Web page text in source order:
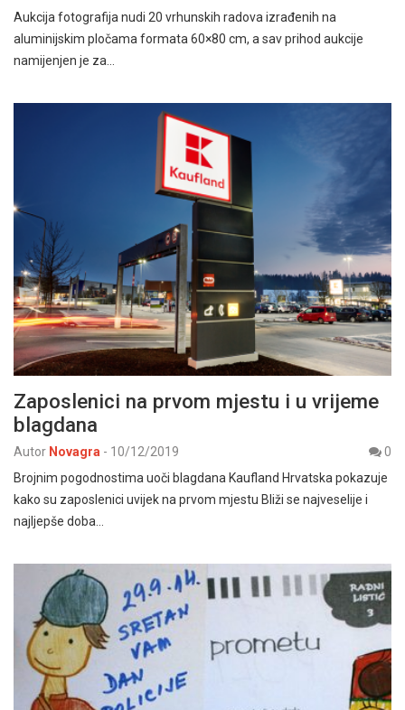
Aukcija fotografija nudi 20 vrhunskih radova izrađenih na
aluminijskim pločama formata 60×80 cm, a sav prihod aukcije
namijenjen je za…
Zaposlenici na prvom mjestu i u vrijeme
blagdana
Autor Novagra - 10/12/2019
0
Brojnim pogodnostima uoči blagdana Kaufland Hrvatska pokazuje
kako su zaposlenici uvijek na prvom mjestu Bliži se najveselije i
najljepše doba…